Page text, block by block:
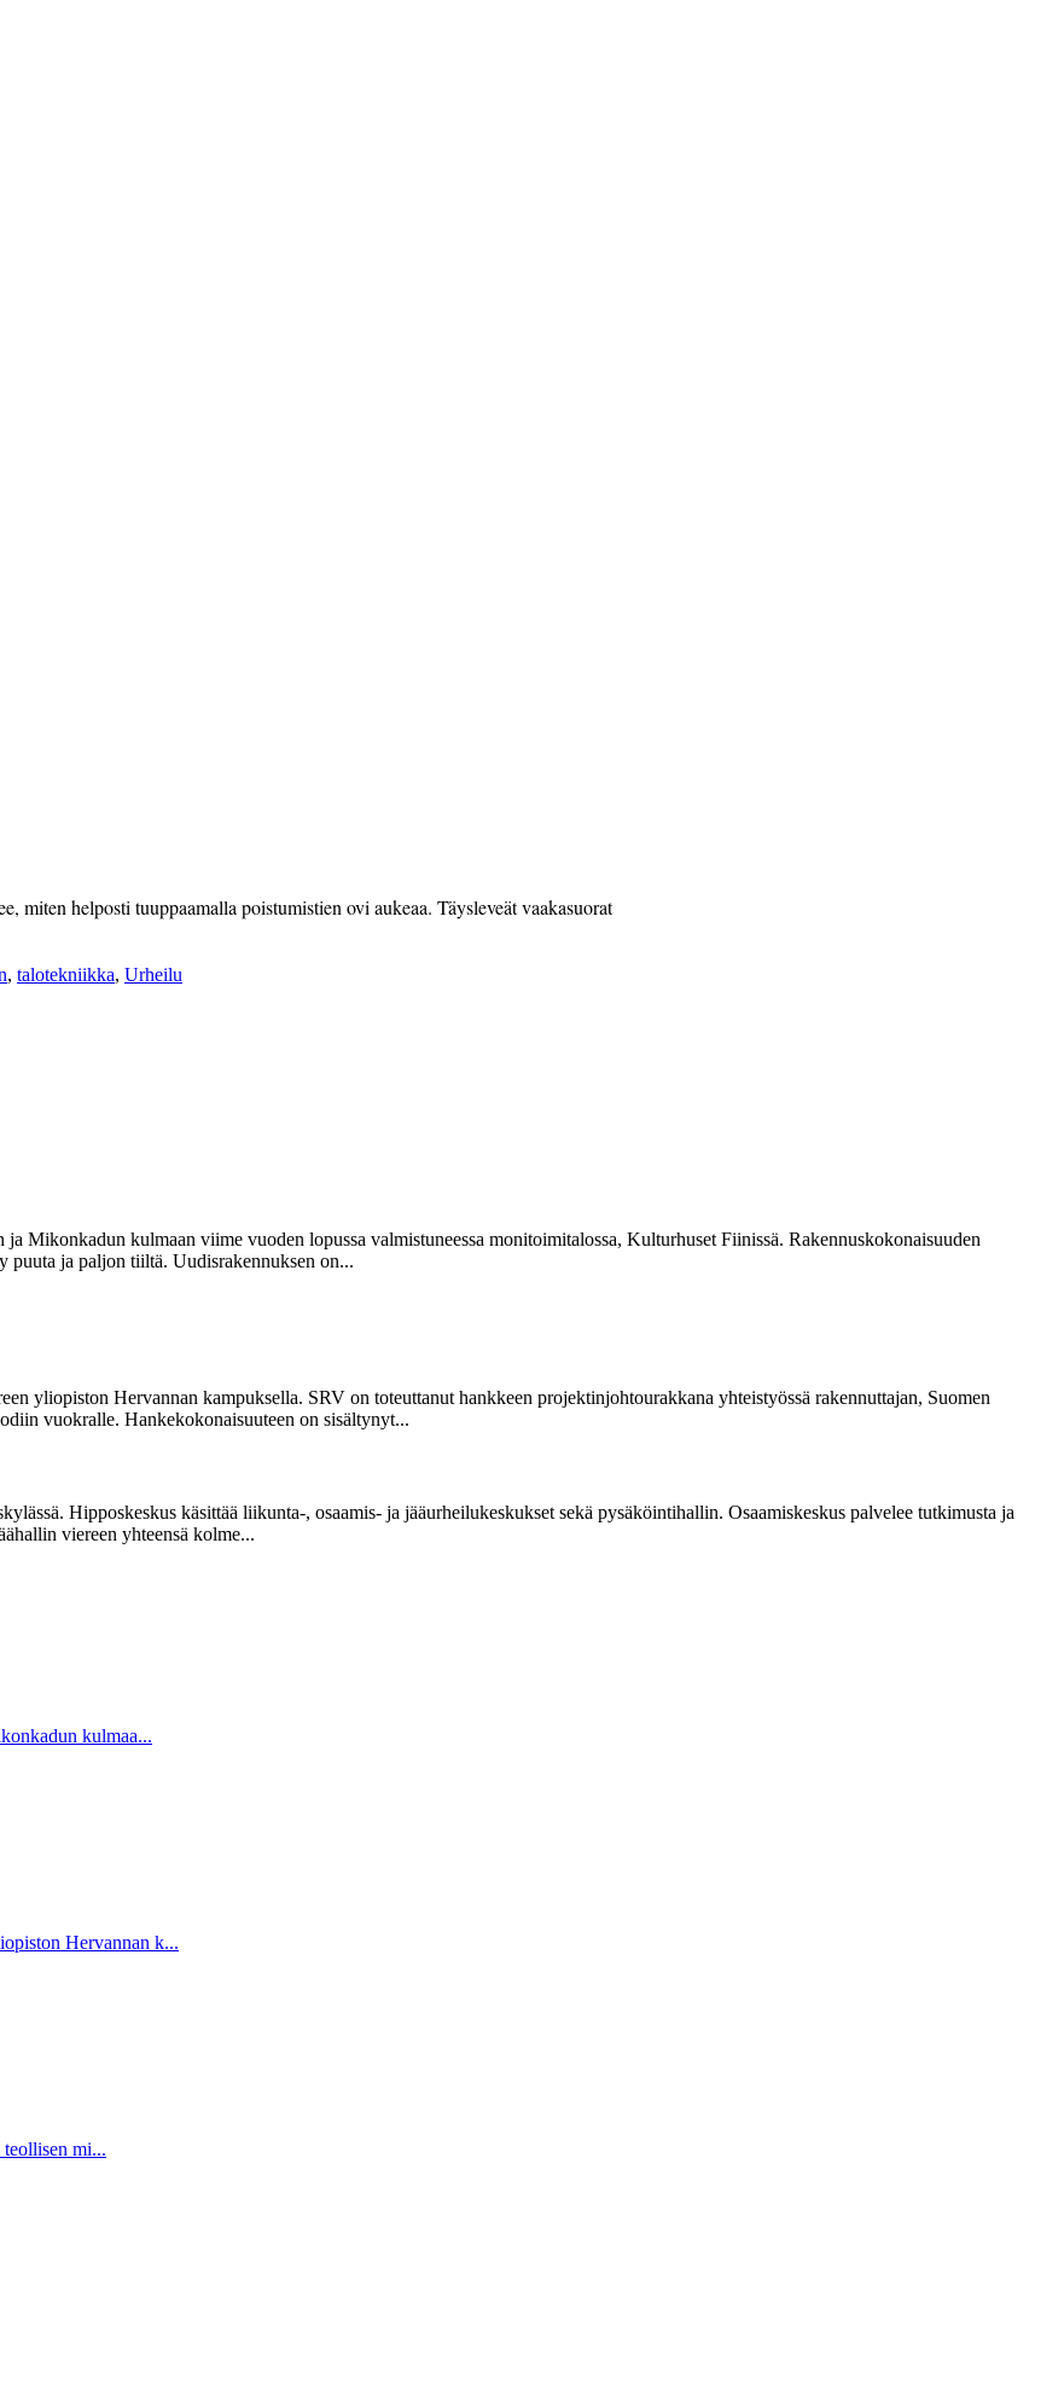
helposti tuuppaamalla poistumistien ovi aukeaa. Täysleveät vaakasuorat
, talotekniikka, Urheilu
ja Mikonkadun kulmaan viime vuoden lopussa valmistuneessa moni­toimitalossa, Kulturhuset Fiinissä. Rakennuskokonaisuuden
puuta ja paljon tiiltä. Uudisrakennuksen on...
yliopiston Hervannan kampuksella. SRV on toteuttanut hankkeen projektinjohtourakkana yhteistyössä rakennuttajan, Suomen
vuokralle. Hankekokonaisuuteen on sisältynyt...
Hipposkeskus käsittää liikunta-, osaamis- ja jääurheilukeskukset sekä pysäköintihallin. Osaamiskeskus palvelee tutkimusta ja
viereen yhteensä kolme...
kulmaa...
Hervannan k...
mi...